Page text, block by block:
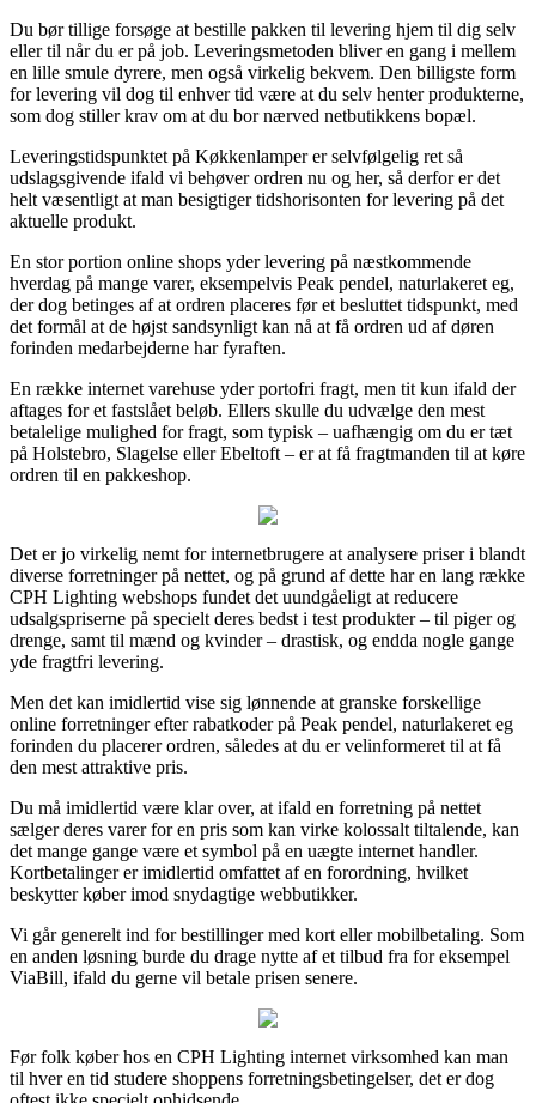
Du bør tillige forsøge at bestille pakken til levering hjem til dig selv
eller til når du er på job. Leveringsmetoden bliver en gang i mellem
en lille smule dyrere, men også virkelig bekvem. Den billigste form
for levering vil dog til enhver tid være at du selv henter produkterne,
som dog stiller krav om at du bor nærved netbutikkens bopæl.
Leveringstidspunktet på Køkkenlamper er selvfølgelig ret så
udslagsgivende ifald vi behøver ordren nu og her, så derfor er det
helt væsentligt at man besigtiger tidshorisonten for levering på det
aktuelle produkt.
En stor portion online shops yder levering på næstkommende
hverdag på mange varer, eksempelvis Peak pendel, naturlakeret eg,
der dog betinges af at ordren placeres før et besluttet tidspunkt, med
det formål at de højst sandsynligt kan nå at få ordren ud af døren
forinden medarbejderne har fyraften.
En række internet varehuse yder portofri fragt, men tit kun ifald der
aftages for et fastslået beløb. Ellers skulle du udvælge den mest
betalelige mulighed for fragt, som typisk – uafhængig om du er tæt
på Holstebro, Slagelse eller Ebeltoft – er at få fragtmanden til at køre
ordren til en pakkeshop.
Det er jo virkelig nemt for internetbrugere at analysere priser i blandt
diverse forretninger på nettet, og på grund af dette har en lang række
CPH Lighting webshops fundet det uundgåeligt at reducere
udsalgspriserne på specielt deres bedst i test produkter – til piger og
drenge, samt til mænd og kvinder – drastisk, og endda nogle gange
yde fragtfri levering.
Men det kan imidlertid vise sig lønnende at granske forskellige
online forretninger efter rabatkoder på Peak pendel, naturlakeret eg
forinden du placerer ordren, således at du er velinformeret til at få
den mest attraktive pris.
Du må imidlertid være klar over, at ifald en forretning på nettet
sælger deres varer for en pris som kan virke kolossalt tiltalende, kan
det mange gange være et symbol på en uægte internet handler.
Kortbetalinger er imidlertid omfattet af en forordning, hvilket
beskytter køber imod snydagtige webbutikker.
Vi går generelt ind for bestillinger med kort eller mobilbetaling. Som
en anden løsning burde du drage nytte af et tilbud fra for eksempel
ViaBill, ifald du gerne vil betale prisen senere.
Før folk køber hos en CPH Lighting internet virksomhed kan man
til hver en tid studere shoppens forretningsbetingelser, det er dog